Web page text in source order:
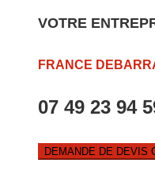
VOTRE
FRANCE
07 49 23 94
DEMANDE DE DEVIS